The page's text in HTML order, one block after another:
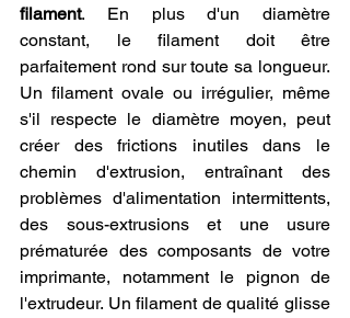
filament. En plus d'un diamètre
constant, le filament doit être
parfaitement rond sur toute sa longueur.
Un filament ovale ou irrégulier, même
s'il respecte le diamètre moyen, peut
créer des frictions inutiles dans le
chemin d'extrusion, entraînant des
problèmes d'alimentation intermittents,
des sous-extrusions et une usure
prématurée des composants de votre
imprimante, notamment le pignon de
l'extrudeur. Un filament de qualité glisse